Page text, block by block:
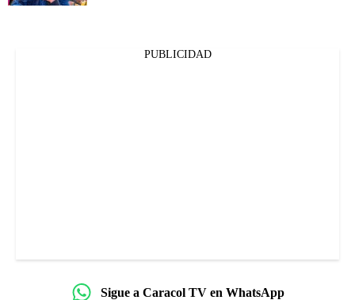
PUBLICIDAD
Sigue a Caracol TV en WhatsApp